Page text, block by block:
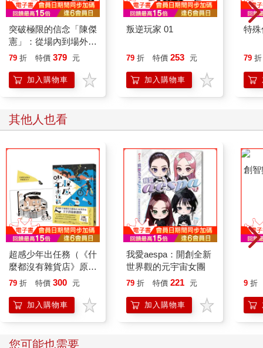
突破極限的信念「陳傑
憲」：從場內到場外，
台灣隊長全力以赴的堅
「日常私服小卡組」）
79 折 特價 379 元
加入購物車
叛逆玩家 01
79 折 特價 253 元
加入購物車
特
79 折
其他人也看
超感少年出任務（《什
麼都沒有雜貨店》原著
作家王宇清最新創作）
79 折 特價 300 元
加入購物車
我愛aespa：開創全新
世界觀的元宇宙女團
79 折 特價 221 元
加入購物車
9 折
您可能也需要